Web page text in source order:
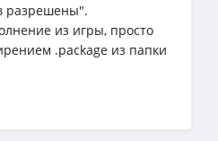
разрешены".
из игры, просто
.package из папки